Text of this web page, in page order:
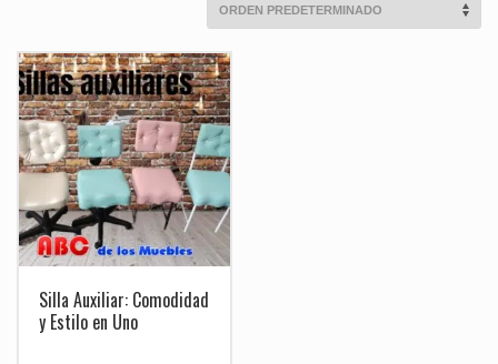
Silla Auxiliar: Comodidad
y Estilo en Uno